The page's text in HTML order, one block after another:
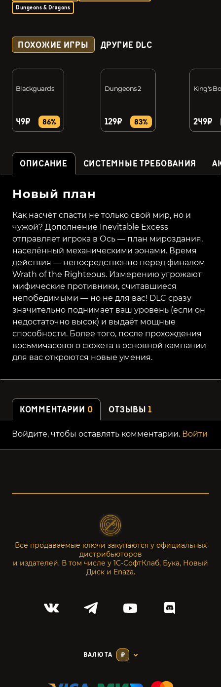
Dungeons & Dragons
ПОХОЖИЕ ИГРЫ ДРУГИЕ DLC
Blackguards
49₽ 86%
Dungeons 2
129₽ 83%
King's
249₽
ОПИСАНИЕ СИСТЕМНЫЕ ТРЕБОВАНИЯ
Новый план
Как насчёт спасти не только свой мир, но и
чужой? Дополнение Inevitable Excess
отправляет игрока в Ось — план мироздания,
населённый механическими эонами. Время
действия — непосредственно перед финалом
Wrath of the Righteous. Измерению угрожают
мифические противники, считавшиеся
непобедимыми — но не для вас! DLC сразу
значительно поднимает ваш уровень (если он
недостаточно высок) и выдаёт мощные
способности. Более того, после прохождения
восьмичасового сюжета в основной кампании
для вас откроются новые умения.
КОММЕНТАРИИ 0 ОТЗЫВЫ1
Войдите, чтобы оставлять комментарии. Войти
Все продаваемые ключи закупаются у официальных
дистрибьюторов
и издателей. В том числе у 1С-СофтКлаб, Бука, Новый
Диск и Enaza.
ВАЛЮТА ₽